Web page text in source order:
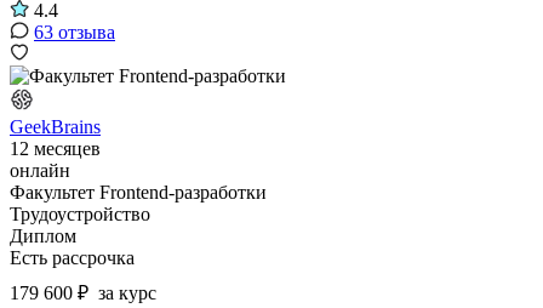
4.4
63 отзыва
GeekBrains
12 месяцев
онлайн
Факультет Frontend-разработки
Трудоустройство
Диплом
Есть рассрочка
179 600 ₽ за курс